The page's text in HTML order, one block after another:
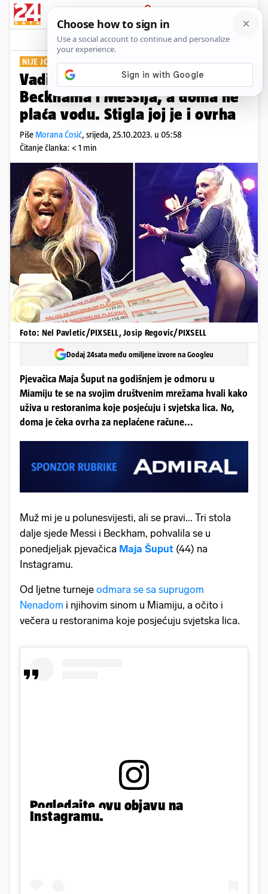
PRIJAVA
Show Komentari
NIJE JOJ PRVI PUT
Vadi Majo keš, keš... Večera uz
Beckhama i Messija, a doma ne
plaća vodu. Stigla joj je i ovrha
PišeMorana Ćosić, srijeda, 25.10.2023. u 05:58
Čitanje članka: < 1 min
Foto: Nel Pavletic/PIXSELL, Josip Regovic/PIXSELL
Dodaj 24sata među omiljene izvore na Googleu
Pjevačica Maja Šuput na godišnjem je odmoru u
Miamiju te se na svojim društvenim mrežama hvali kako
uživa u restoranima koje posjećuju i svjetska lica. No,
doma je čeka ovrha za neplaćene račune...
Muž mi je u polunesvijesti, ali se pravi... Tri stola
dalje sjede Messi i Beckham, pohvalila se u
ponedjeljak pjevačica Maja Šuput (44) na
Instagramu.
Od ljetne turneje odmara se sa suprugom
Nenadom i njihovim sinom u Miamiju, a očito i
večera u restoranima koje posjećuju svjetska lica.
Pogledajte ovu objavu na
Instagramu.